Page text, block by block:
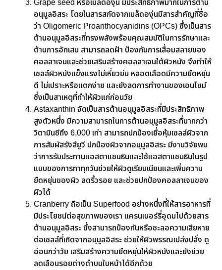
Grape seed หรือเมล็ดองุ่น มีประสิทธิภาพมากในการต้าน
อนุมูลอิสระ โดยในสารสกัดจากเมล็ดองุ่นมีสารสำคัญที่ชื่อ
ว่า Oligomeric Proanthocyanidins (OPCs) ซึ่งเป็นสาร
ต้านอนุมูลอิสระที่ทรงพลังพร้อมคุณสมบัติในการรักษาและ
ต้านการอักเสบ สามารถลดฝ้า ป้องกันการเสื่อมสลายของ
คอลลาเจนและช่วยเสริมสร้างคอลลาเจนใต้ผิวหนัง จึงทำให้
เซลล์ผิวหนังแข็งแรงไม่เหี่ยวย่น หลอดเลือดมีความยืดหยุ่น
ดี ไม่เปราะหรือแตกง่าย และยังลดการทำงานของเอนไซม์
ซึ่งเป็นสาเหตุที่ทำให้ผิวแก่ก่อนวัย
Astaxanthin จัดเป็นสารต้านอนุมูลอิสระที่มีประสิทธิภาพ
สูงตัวหนึ่ง มีความสามารถในการต้านอนุมูลอิสระทื่มากกว่า
วิตามินซีถึง 6,000 เท่า สามารถปกป้องเยื่อหุ้มเซลล์ผิวจาก
การสัมผัสรังสียูวี ปกป้องผิวจากอนุมูลอิสระ มีงานวิจัยพบ
ว่าการรับประทานแอสตาแซนธินและใช้แอสตาแซนธินในรูป
แบบของการทาทุกวันช่วยให้ผิวดูเรียบเนียนและเพิ่มความ
ยืดหยุ่นของผิว ลดริ้วรอย และช่วยปกป้องคอลลาเจนของ
ผิวได้
Cranberry ถือเป็น Superfood อย่างหนึ่งที่ให้สารอาหารที่
มีประโยชน์ต่อสุขภาพของเรา แครนเบอร์รี่อุดมไปด้วยสาร
ต้านอนุมูลอิสระ ซึ่งสามารถป้องกันหรือชะลอความเสียหาย
ต่อเซลล์ที่เกิดจากอนุมูลอิสระ ช่วยให้ผิวพรรณเปล่งปลั่ง ดู
อ่อนกว่าวัย เสริมสร้างความยืดหยุ่นให้ผิวหนังและยังช่วย
ลดเลือนรอยด่างดำบนใบหน้าได้อีกด้วย